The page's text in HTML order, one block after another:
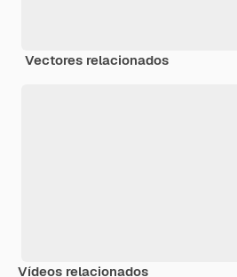
Vectores relacionados
Vídeos relacionados